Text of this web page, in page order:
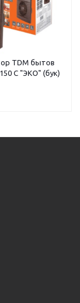
TDM бытов
С "ЭКО" (бук)